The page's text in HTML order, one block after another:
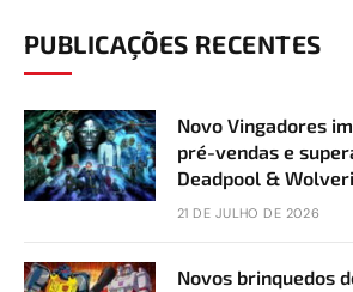
PUBLICAÇÕES RECENTES
Novo Vingadores
pré-vendas e
Deadpool &
21 DE JULHO DE 2026
Novos brinquedos